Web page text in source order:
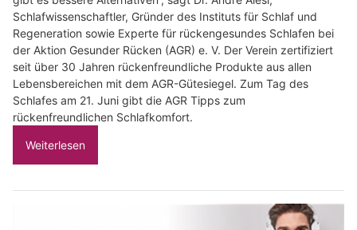
Schlafwissenschaftler, Gründer des Instituts für Schlaf und
Regeneration sowie Experte für rückengesundes Schlafen bei
der Aktion Gesunder Rücken (AGR) e. V. Der Verein zertifiziert
seit über 30 Jahren rückenfreundliche Produkte aus allen
Lebensbereichen mit dem AGR-Gütesiegel. Zum Tag des
Schlafes am 21. Juni gibt die AGR Tipps zum
rückenfreundlichen Schlafkomfort.
Weiterlesen